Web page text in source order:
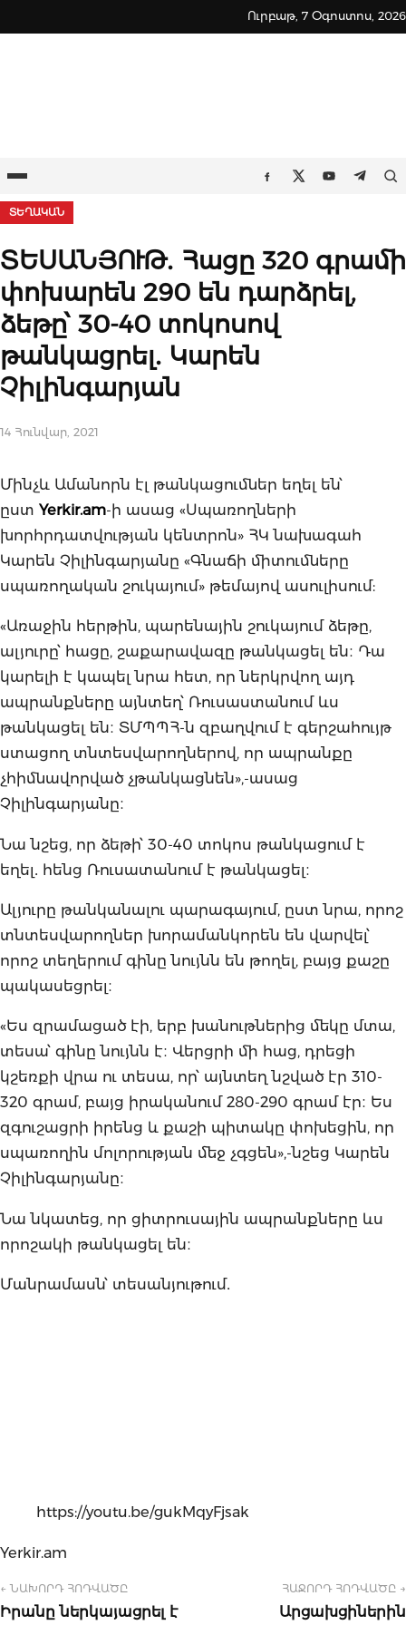
to
Ուրբաթ, 7 Օգոստոս, 2026
Ընտրացանկ Facebook
TwitterYoutube
ՏԵՂԱԿԱՆ
ՏԵՍԱՆՅՈՒԹ․ Հացը 320 գրամի
փոխարեն 290 են դարձրել,
ձեթը՝ 30-40 տոկոսով
թանկացրել․ Կարեն
Չիլինգարյան
14 Հունվար, 2021
Մինչև Ամանորն էլ թանկացումներ եղել են՝
ըստ Yerkir.am-ի ասաց «Սպառողների
խորհրդատվության կենտրոն» ՀԿ նախագահ
Կարեն Չիլինգարյանը «Գնաճի միտումները
սպառողական շուկայում» թեմայով ասուլիսում:
«Առաջին հերթին, պարենային շուկայում ձեթը,
ալյուրը՝ հացը, շաքարավազը թանկացել են։ Դա
կարելի է կապել նրա հետ, որ ներկրվող այդ
ապրանքները այնտեղ՝ Ռուսաստանում ևս
թանկացել են։ ՏՄՊՊՀ-ն զբաղվում է գերշահույթ
ստացող տնտեսվարողներով, որ ապրանքը
չհիմնավորված չթանկացնեն»,-ասաց
Չիլինգարյանը։
Նա նշեց, որ ձեթի՝ 30-40 տոկոս թանկացում է
եղել․ հենց Ռուսատանում է թանկացել։
Ալյուրը թանկանալու պարագայում, ըստ նրա, որոշ
տնտեսվարողներ խորամանկորեն են վարվել՝
որոշ տեղերում գինը նույնն են թողել, բայց քաշը
պակասեցրել։
«Ես զրամացած էի, երբ խանութներից մեկը մտա,
տեսա՝ գինը նույնն է։ Վերցրի մի հաց, դրեցի
կշեռքի վրա ու տեսա, որ՝ այնտեղ նշված էր 310-
320 գրամ, բայց իրականում 280-290 գրամ էր։ Ես
զգուշացրի իրենց և քաշի պիտակը փոխեցին, որ
սպառողին մոլորության մեջ չգցեն»,-նշեց Կարեն
Չիլինգարյանը։
Նա նկատեց, որ ցիտրուսային ապրանքները ևս
որոշակի թանկացել են։
Մանրամասն՝ տեսանյութում․
https://youtu.be/gukMqyFjsak
Yerkir.am
← ՆԱԽՈՐԴ ՀՈԴՎԱԾԸ
Իրանը ներկայացրել է
ՀԱՋՈՐԴ ՀՈԴՎԱԾԸ →
Արցախցիներին